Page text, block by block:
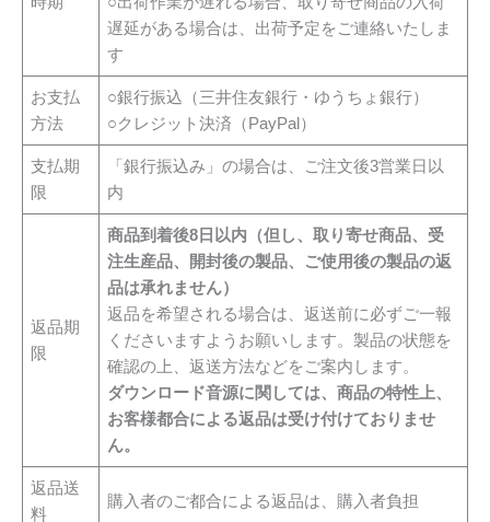
遅延がある場合は、出荷予定をご連絡いたしま
す
お支払
方法
○銀行振込（三井住友銀行・ゆうちょ銀行）
○クレジット決済（PayPal）
支払期
限
「銀行振込み」の場合は、ご注文後3営業日以
内
返品期
限
商品到着後8日以内（但し、取り寄せ商品、受
注生産品、開封後の製品、ご使用後の製品の返
品は承れません）
返品を希望される場合は、返送前に必ずご一報
くださいますようお願いします。製品の状態を
確認の上、返送方法などをご案内します。
ダウンロード音源に関しては、商品の特性上、
お客様都合による返品は受け付けておりませ
ん。
返品送
料
購入者のご都合による返品は、購入者負担